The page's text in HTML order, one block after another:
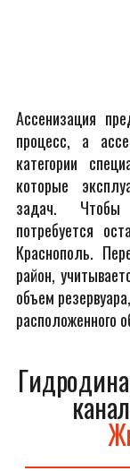
Ассенизация
процесс, а
категории
которые
задач. Чтобы
потребуется
Краснополь.
район,
объем
расположенного